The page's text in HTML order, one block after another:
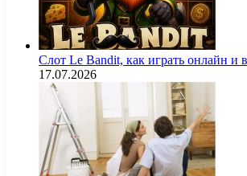
Слот Le Bandit, как играть онлайн и
17.07.2026